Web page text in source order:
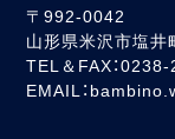
〒992-0042
山形県米沢市塩
TEL＆FAX：
EMAIL：